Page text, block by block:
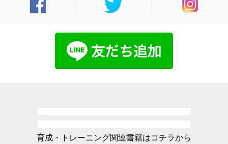
育成・トレーニング関連書籍はコチラから